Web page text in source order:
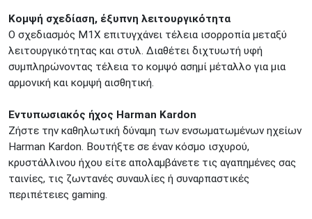
Κομψή σχεδίαση, έξυπνη λειτουργικότητα
Ο σχεδιασμός M1X επιτυγχάνει τέλεια ισορροπία μεταξύ
λειτουργικότητας και στυλ. Διαθέτει διχτυωτή υφή
συμπληρώνοντας τέλεια το κομψό ασημί μέταλλο για μια
αρμονική και κομψή αισθητική.
Εντυπωσιακός ήχος Harman Kardon
Ζήστε την καθηλωτική δύναμη των ενσωματωμένων ηχείων
Harman Kardon. Βουτήξτε σε έναν κόσμο ισχυρού,
κρυστάλλινου ήχου είτε απολαμβάνετε τις αγαπημένες σας
ταινίες, τις ζωντανές συναυλίες ή συναρπαστικές
περιπέτειες gaming.